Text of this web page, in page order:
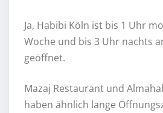
Ja, Habibi Köln ist bis 1 Uhr
Woche und bis 3 Uhr nachts
geöffnet.
Mazaj Restaurant und
haben ähnlich lange